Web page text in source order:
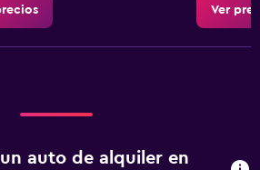
Ver
auto de alquiler en